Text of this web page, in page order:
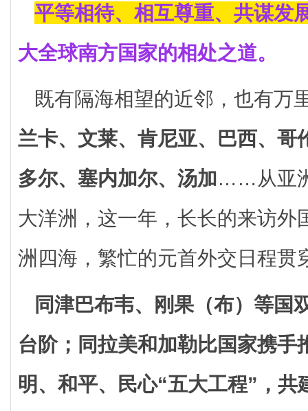
平等相待、相互尊重、共谋发
大全球南方国家的相处之道。
既有隔海相望的近邻，也有万
兰卡、文莱、肯尼亚、巴西、哥
多尔、塞内加尔、汤加……从亚
大洋洲，这一年，长长的来访外
洲四海，繁忙的元首外交日程贯
同津巴布韦、刚果（布）等国
台阶；同拉美和加勒比国家携手
明、和平、民心“五大工程”，共